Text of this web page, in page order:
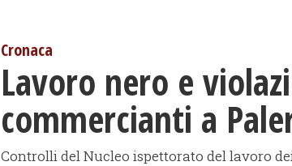
Cronaca
Lavoro nero e
commercianti a
Controlli del Nucleo ispettorato del lavoro